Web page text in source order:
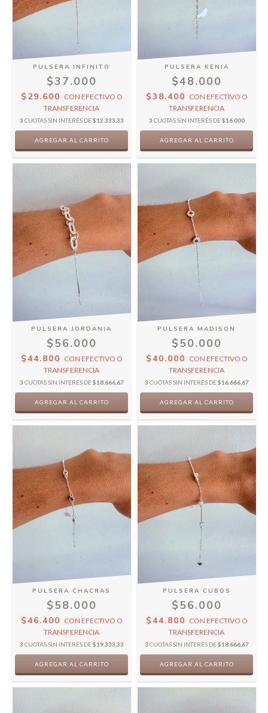
PULSERA INFINITO
$37.000
$29.600 CON EFECTIVO O
TRANSFERENCIA
3 CUOTAS SIN INTERÉS DE$12.333,33
PULSERA KENIA
$48.000
$38.400 CON EFECTIVO O
TRANSFERENCIA
3 CUOTAS SIN INTERÉS DE$16.000
PULSERA JORDANIA
$56.000
$44.800 CON EFECTIVO O
TRANSFERENCIA
3 CUOTAS SIN INTERÉS DE$18.666,67
PULSERA MADISON
$50.000
$40.000 CON EFECTIVO O
TRANSFERENCIA
3 CUOTAS SIN INTERÉS DE$16.666,67
PULSERA CHACRAS
$58.000
$46.400 CON EFECTIVO O
TRANSFERENCIA
3 CUOTAS SIN INTERÉS DE$19.333,33
PULSERA CUBOS
$56.000
$44.800 CON EFECTIVO O
TRANSFERENCIA
3 CUOTAS SIN INTERÉS DE$18.666,67